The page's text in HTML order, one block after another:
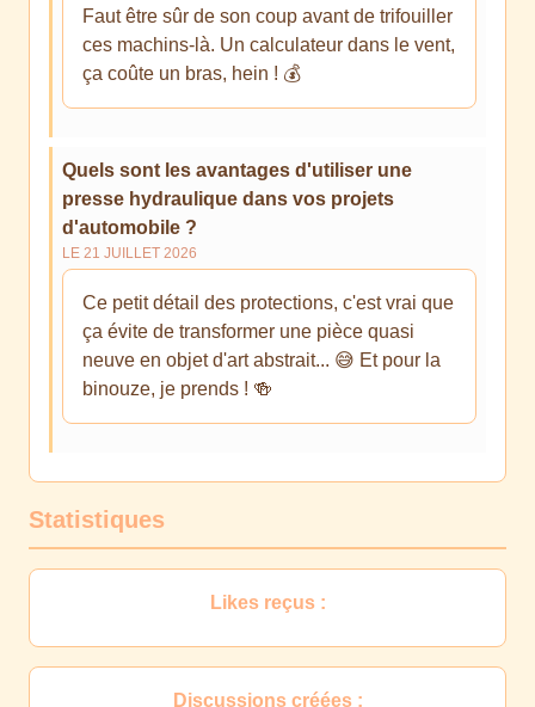
Faut être sûr de son coup avant de trifouiller
ces machins-là. Un calculateur dans le vent,
ça coûte un bras, hein ! 💰
Quels sont les avantages d'utiliser une
presse hydraulique dans vos projets
d'automobile ?
LE 21 JUILLET 2026
Ce petit détail des protections, c'est vrai que
ça évite de transformer une pièce quasi
neuve en objet d'art abstrait... 😅 Et pour la
binouze, je prends ! 🍻
Statistiques
Likes reçus :
Discussions créées :